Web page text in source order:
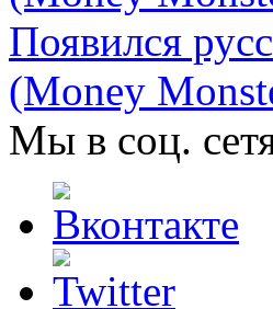
Появился
(Money
Мы в соц.